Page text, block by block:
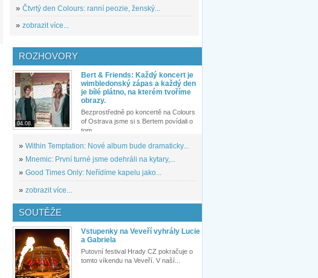
» Čtvrtý den Colours: ranní peozie, ženský...
» zobrazit více...
ROZHOVORY
04.08.
Bert & Friends: Každý koncert je
wimbledonský zápas a každý den
je bílé plátno, na kterém tvoříme
obrazy.
Bezprostředně po koncertě na Colours
of Ostrava jsme si s Bertem povídali o
tom,...
» Within Temptation: Nové album bude dramaticky...
» Mnemic: První turné jsme odehráli na kytary,...
» Good Times Only: Neřídíme kapelu jako...
» zobrazit více...
SOUTĚŽE
Vstupenky na Veveří vyhrály Lucie
a Gabriela
Putovní festival Hrady CZ pokračuje o
tomto víkendu na Veveří. V naší...